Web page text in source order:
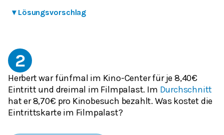
▾ Lösungsvorschlag
2
Herbert war fünfmal im Kino-Center für je 8,40€
Eintritt und dreimal im Filmpalast. Im Durchschnitt
hat er 8,70€ pro Kinobesuch bezahlt. Was kostet die
Eintrittskarte im Filmpalast?